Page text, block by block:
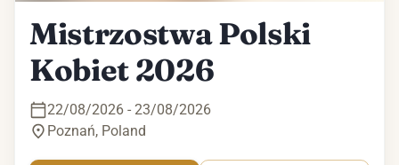
Mistrzostwa Polski
Kobiet 2026
22/08/2026 - 23/08/2026
Poznań, Poland